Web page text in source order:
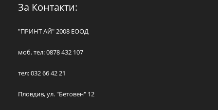
За Контакти:
"ПРИНТ АЙ" 2008 ЕООД
моб. тел: 0878 432 107
тел: 032 66 42 21
Пловдив, ул. "Бетовен" 12